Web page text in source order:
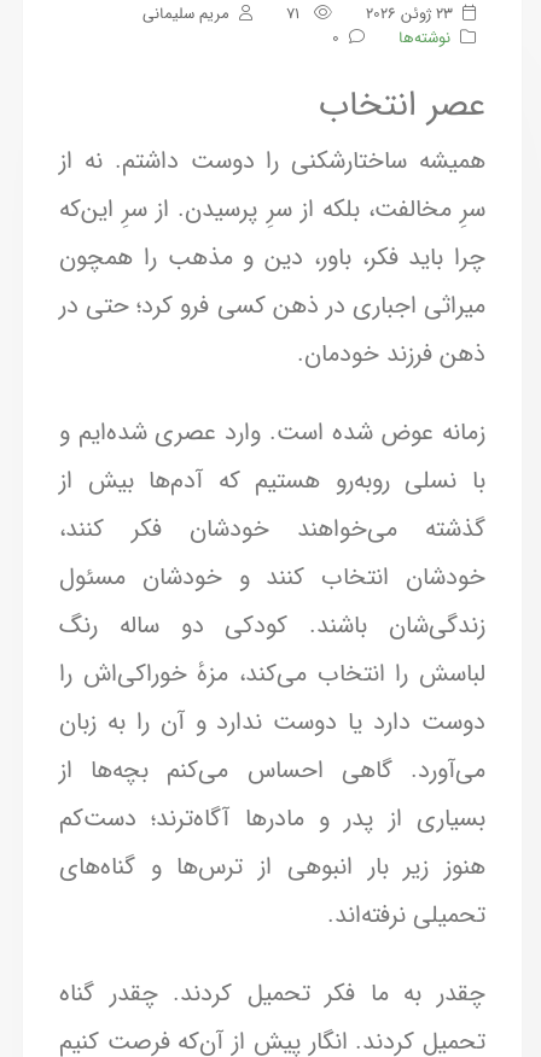
23 ژوئن 2026
مریم سلیمانی
نوشته‌ها
0
عصر انتخاب
همیشه ساختارشکنی را دوست داشتم. نه از
سرِ مخالفت، بلکه از سرِ پرسیدن. از سرِ این‌که
چرا باید فکر، باور، دین و مذهب را همچون
میراثی اجباری در ذهن کسی فرو کرد؛ حتی در
ذهن فرزند خودمان.
زمانه عوض شده است. وارد عصری شده‌ایم و
با نسلی روبه‌رو هستیم که آدم‌ها بیش از
گذشته می‌خواهند خودشان فکر کنند،
خودشان انتخاب کنند و خودشان مسئول
زندگی‌شان باشند. کودکی دو ساله رنگ
لباسش را انتخاب می‌کند، مزهٔ خوراکی‌اش را
دوست دارد یا دوست ندارد و آن را به زبان
می‌آورد. گاهی احساس می‌کنم بچه‌ها از
بسیاری از پدر و مادرها آگاه‌ترند؛ دست‌کم
هنوز زیر بار انبوهی از ترس‌ها و گناه‌های
تحمیلی نرفته‌اند.
چقدر به ما فکر تحمیل کردند. چقدر گناه
تحمیل کردند. انگار پیش از آن‌که فرصت کنیم